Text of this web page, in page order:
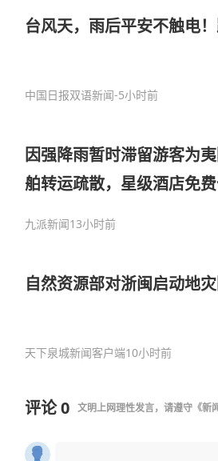
台风天，雨后平安不触电
中国日报双语新闻-5小时前
因强降雨暂时滞留游客为
舶转运疏散，星级酒店免
九派新闻13小时前
自然资源部对浙闽启动地
天下泉城新闻客户端10小时前
评论0 文明上网理性发言，请遵守 《新